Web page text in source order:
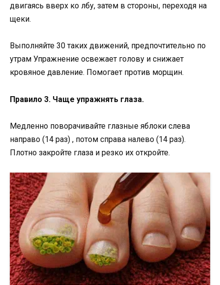
двигаясь вверх ко лбу, затем в стороны, переходя на
щеки.
Выполняйте 30 таких движений, предпочтительно по
утрам Упражнение освежает голову и снижает
кровяное давление. Помогает против морщин.
Правило 3. Чаще упражнять глаза.
Медленно поворачивайте глазные яблоки слева
направо (14 раз) , потом справа налево (14 раз).
Плотно закройте глаза и резко их откройте.